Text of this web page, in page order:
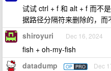
试试 ctrl + f 和 alt + f 而不
据路径分隔符来删除的，
shiroyuri Dec 16, 2024
fish + oh-my-fish
datadump OP PRO Dec